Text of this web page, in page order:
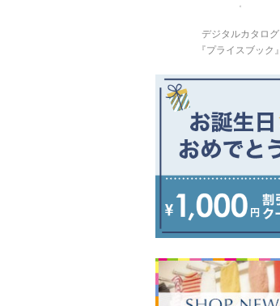
デジタルカタログ
『プライスブック』